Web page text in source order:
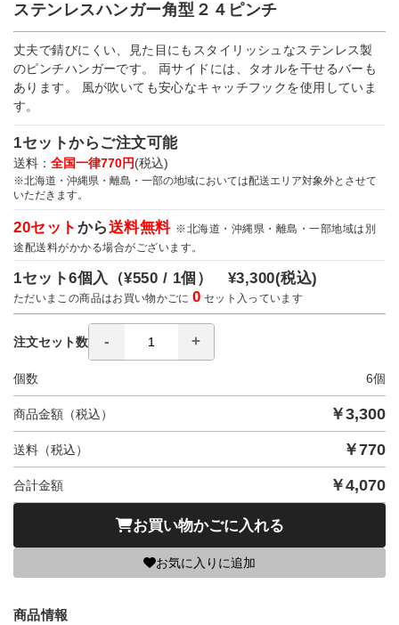
ステンレスハンガー角型２４ピンチ
丈夫で錆びにくい、見た目にもスタイリッシュなステンレス製
のピンチハンガーです。 両サイドには、タオルを干せるバーも
あります。 風が吹いても安心なキャッチフックを使用していま
す。
1セットからご注文可能
送料： 全国一律770円(税込)
※北海道・沖縄県・離島・一部の地域においては配送エリア対象外とさせて
いただきます。
20セット から送料無料 ※北海道・沖縄県・離島・一部地域は別
途配送料がかかる場合がございます。
1セット6個入（¥550 / 1個） ¥3,300(税込)
ただいまこの商品はお買い物かごに0 セット入っています
注文セット数
個数 6個
商品金額（税込） ￥3,300
送料（税込） ￥770
合計金額 ￥4,070
お買い物かごに入れる
お気に入りに追加
商品情報